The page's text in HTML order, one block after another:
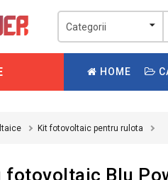
HOME
Kit fotovoltaic pentru rulota
fotovoltaic Blu